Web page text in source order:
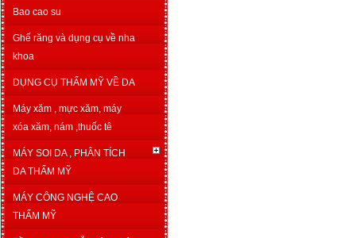
Bao cao su
Ghế răng và dụng cụ về nha
khoa
DỤNG CỤ THẨM MỸ VỀ DA
Máy xăm , mực xăm, máy
xóa xăm, nám ,thuốc tê
MÁY SOI DA , PHÂN TÍCH
DA THẨM MỸ
MÁY CÔNG NGHỆ CAO
THẨM MỸ